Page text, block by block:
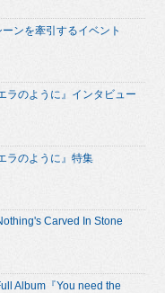
ンを牽引するイベント
ラのように』インタビュー
ラのように』特集
Carved In Stone
Album『You need the